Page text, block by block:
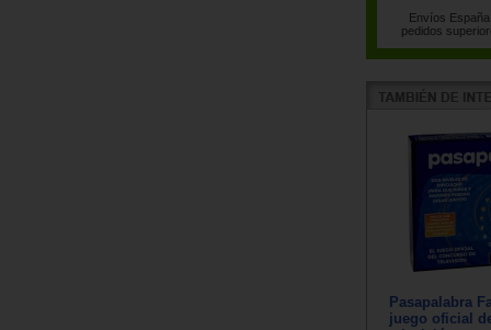
Envíos
pedidos
Pasapalabra
juego oficial